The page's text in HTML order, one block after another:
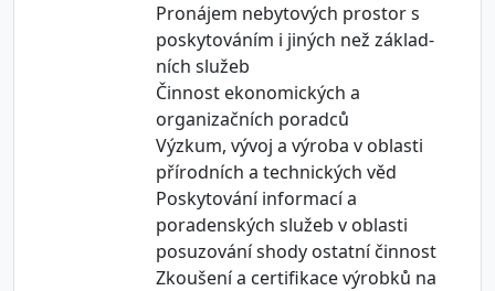
Pronájem nebytových prostor s
poskytováním i jiných než základ-
ních služeb
Činnost ekonomických a
organizačních poradců
Výzkum, vývoj a výroba v oblasti
přírodních a technických věd
Poskytování informací a
poradenských služeb v oblasti
posuzování shody ostatní činnost
Zkoušení a certifikace výrobků na